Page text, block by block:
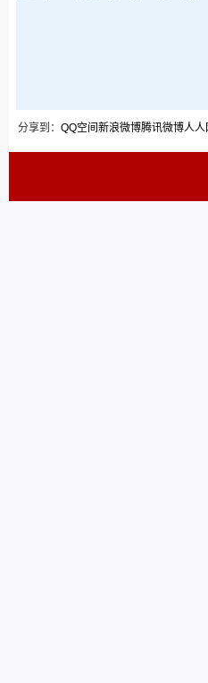
分享到： QQ空间 新浪微博腾讯微博人人